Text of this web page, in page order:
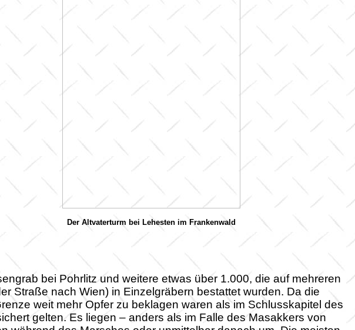
Der Altvaterturm bei Lehesten im Frankenwald
bei Pohrlitz und weitere etwas über 1.000, die auf mehreren
Straße nach Wien) in Einzelgräbern bestattet wurden. Da die
weit mehr Opfer zu beklagen waren als im Schlusskapitel des
gelten. Es liegen – anders als im Falle des Masakkers von